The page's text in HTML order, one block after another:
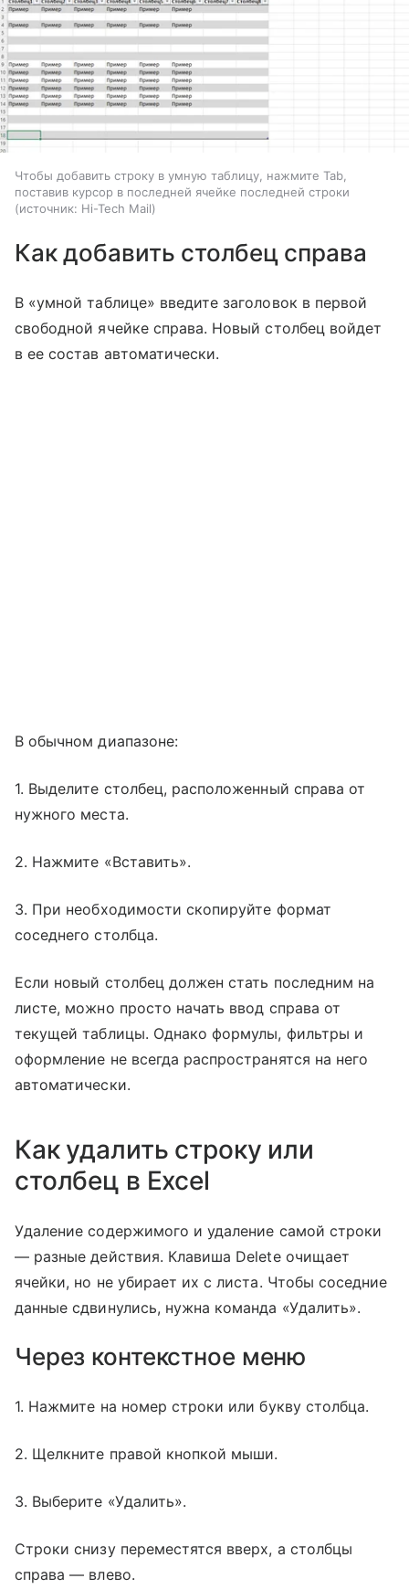
Чтобы добавить строку в умную таблицу, нажмите Tab,
поставив курсор в последней ячейке последней строки
источник: Hi-Tech Mail
Как добавить столбец справа
В «умной таблице» введите заголовок в первой
свободной ячейке справа. Новый столбец войдет
в ее состав автоматически.
В обычном диапазоне:
1. Выделите столбец, расположенный справа от
нужного места.
2. Нажмите «Вставить».
3. При необходимости скопируйте формат
соседнего столбца.
Если новый столбец должен стать последним на
листе, можно просто начать ввод справа от
текущей таблицы. Однако формулы, фильтры и
оформление не всегда распространятся на него
автоматически.
Как удалить строку или
столбец в Excel
Удаление содержимого и удаление самой строки
— разные действия. Клавиша Delete очищает
ячейки, но не убирает их с листа. Чтобы соседние
данные сдвинулись, нужна команда «Удалить».
Через контекстное меню
1. Нажмите на номер строки или букву столбца.
2. Щелкните правой кнопкой мыши.
3. Выберите «Удалить».
Строки снизу переместятся вверх, а столбцы
справа — влево.